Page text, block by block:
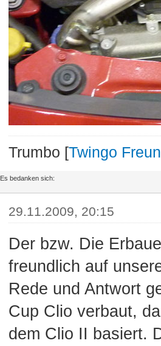
Trumbo [Twingo
Es bedanken sich:
29.11.2009, 20:15
Der bzw. Die
freundlich auf
Rede und Antwort
Cup Clio verbaut,
dem Clio II basiert.